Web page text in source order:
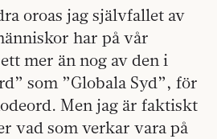
oroas jag självfallet av
har på vår
mer än nog av den i
som ”Globala Syd”, för
Men jag är faktiskt
vad som verkar vara på